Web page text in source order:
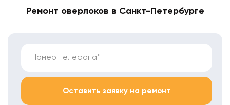
Ремонт оверлоков в Санкт-Петербурге
Номер телефона*
Оставить заявку на ремонт